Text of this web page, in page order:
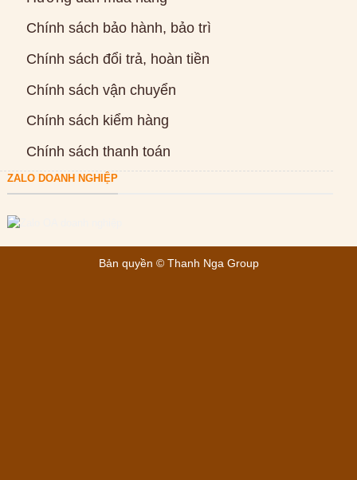
Chính sách bảo hành, bảo trì
Chính sách đổi trả, hoàn tiền
Chính sách vận chuyển
Chính sách kiểm hàng
Chính sách thanh toán
ZALO DOANH NGHIỆP
Bản quyền © Thanh Nga Group